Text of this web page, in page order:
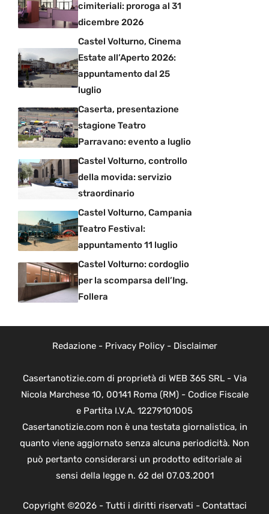
cimiteriali: proroga al 31
dicembre 2026
Castel Volturno, Cinema
Estate all’Aperto 2026:
appuntamento dal 25
luglio
Caserta, presentazione
stagione Teatro
Parravano: evento a luglio
Castel Volturno, controllo
della movida: servizio
straordinario
Castel Volturno, Campania
Teatro Festival:
appuntamento 11 luglio
Castel Volturno: cordoglio
per la scomparsa dell’Ing.
Follera
Redazione- Privacy Policy- Disclaimer
Casertanotizie.com di proprietà di WEB 365 SRL - Via
Nicola Marchese 10, 00141 Roma (RM) - Codice Fiscale
e Partita I.V.A. 12279101005
Casertanotizie.com non è una testata giornalistica, in
quanto viene aggiornato senza alcuna periodicità. Non
può pertanto considerarsi un prodotto editoriale ai
sensi della legge n. 62 del 07.03.2001
Copyright ©2026 - Tutti i diritti riservati - Contattaci